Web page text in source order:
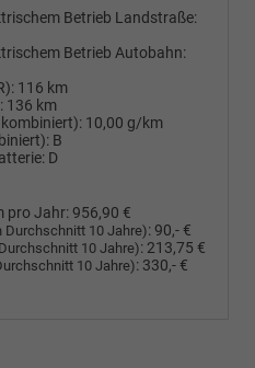
Betrieb Landstraße:
Betrieb Autobahn:
116 km
136 km
10,00 g/km
B
D
pro Jahr: 956,90 €
Durchschnitt 10 Jahre): 90,- €
10 Jahre): 213,75 €
10 Jahre): 330,- €